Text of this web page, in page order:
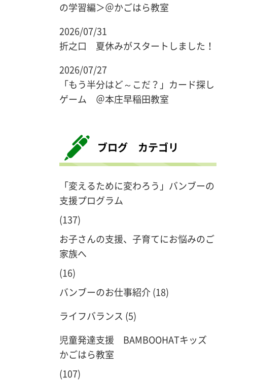
の学習編＞＠かごはら教室
2026/07/31
折之口 夏休みがスタートしました！
2026/07/27
「もう半分はど～こだ？」カード探し
ゲーム ＠本庄早稲田教室
ブログ カテゴリ
「変えるために変わろう」バンブーの
支援プログラム
(137)
お子さんの支援、子育てにお悩みのご
家族へ
(16)
バンブーのお仕事紹介(18)
ライフバランス (5)
児童発達支援 BAMBOOHATキッズ
かごはら教室
(107)